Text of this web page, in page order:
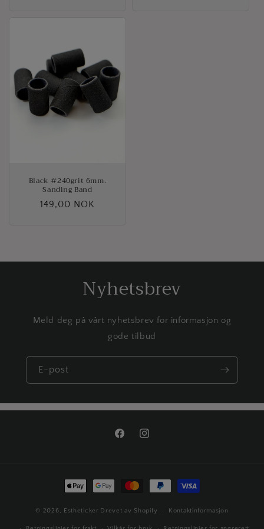
Black #240grit 6mm.
Sanding Band
Vanlig
149,00 NOK
Nyhetsbrev
Meld deg på vårt nyhetsbrev for informasjon og
gode tilbud
E-post
FacebookInstagram
Betalingsmåter
© 2026, Estheticker Drevet av Shopify Kontaktinformasjon